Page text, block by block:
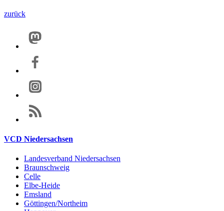
zurück
VCD Niedersachsen
Landesverband Niedersachsen
Braunschweig
Celle
Elbe-Heide
Emsland
Göttingen/Northeim